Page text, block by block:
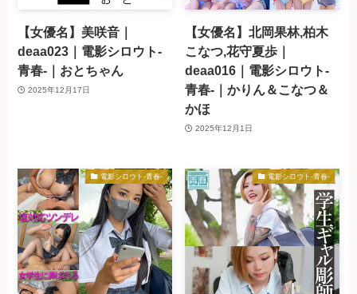
【女優名】美咲音｜
deaa023｜電影シロウト-
青春-｜おとちゃん
2025年12月17日
【女優名】北岡果林,柏木
こなつ,花守夏歩｜
deaa016｜電影シロウト-
青春-｜かりん＆こなつ＆
かほ
2025年12月1日
電影シロウト-青春- 電影シロウト-青春-